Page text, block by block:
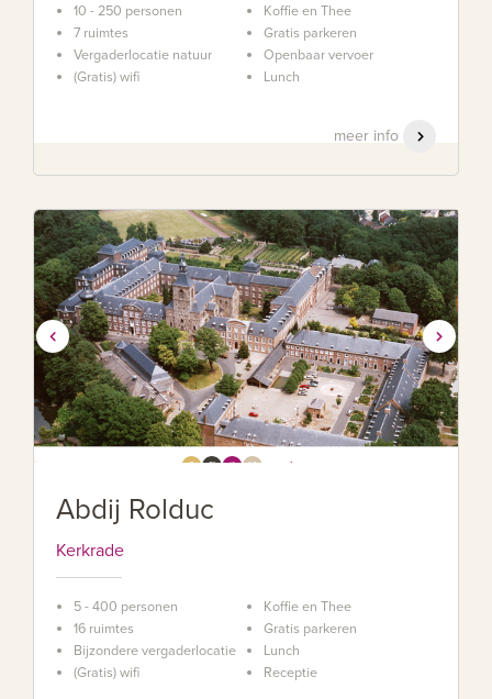
10 - 250 personen
7 ruimtes
Vergaderlocatie natuur
(Gratis) wifi
Koffie en Thee
Gratis parkeren
Openbaar vervoer
Lunch
meer info
Abdij Rolduc
Kerkrade
5 - 400 personen
16 ruimtes
Bijzondere vergaderlocatie
(Gratis) wifi
Koffie en Thee
Gratis parkeren
Lunch
Receptie